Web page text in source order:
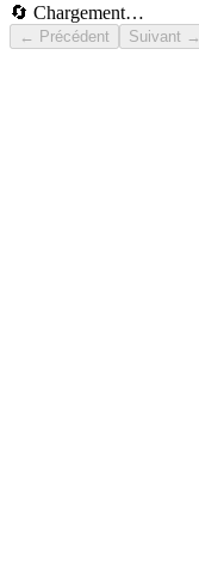
🔄 Chargement…
← Précédent Suivant →